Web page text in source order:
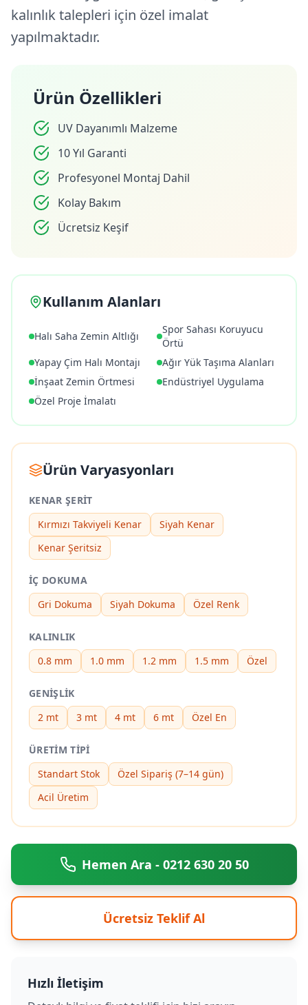
kalınlık talepleri için özel imalat
yapılmaktadır.
Ürün Özellikleri
UV Dayanımlı Malzeme
10 Yıl Garanti
Profesyonel Montaj Dahil
Kolay Bakım
Ücretsiz Keşif
Kullanım Alanları
Halı Saha Zemin Altlığı
Spor Sahası Koruyucu
Örtü
Yapay Çim Halı Montajı
Ağır Yük Taşıma Alanları
İnşaat Zemin Örtmesi
Endüstriyel Uygulama
Özel Proje İmalatı
Ürün Varyasyonları
KENAR ŞERIT
Kırmızı Takviyeli Kenar
Siyah Kenar
Kenar Şeritsiz
İÇ DOKUMA
Gri Dokuma
Siyah Dokuma Özel Renk
KALINLIK
0.8 mm
1.0 mm 1.2 mm 1.5 mm Özel
GENIŞLIK
2 mt
3 mt 4 mt 6 mt Özel En
ÜRETIM TIPI
Standart Stok
Özel Sipariş (7–14 gün)
Acil Üretim
Hemen Ara - 0212 630 20 50
Ücretsiz Teklif Al
Hızlı İletişim